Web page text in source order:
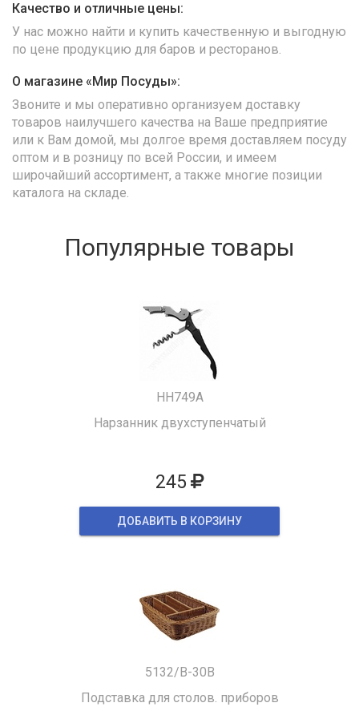
Качество и отличные цены:
У нас можно найти и купить качественную и выгодную
по цене продукцию для баров и ресторанов.
О магазине «Мир Посуды»:
Звоните и мы оперативно организуем доставку
товаров наилучшего качества на Ваше предприятие
или к Вам домой, мы долгое время доставляем посуду
оптом и в розницу по всей России, и имеем
широчайший ассортимент, а также многие позиции
каталога на складе.
Популярные товары
HH749A
Нарзанник двухступенчатый
245
ДОБАВИТЬ В КОРЗИНУ
5132/B-30B
Подставка для столов. приборов